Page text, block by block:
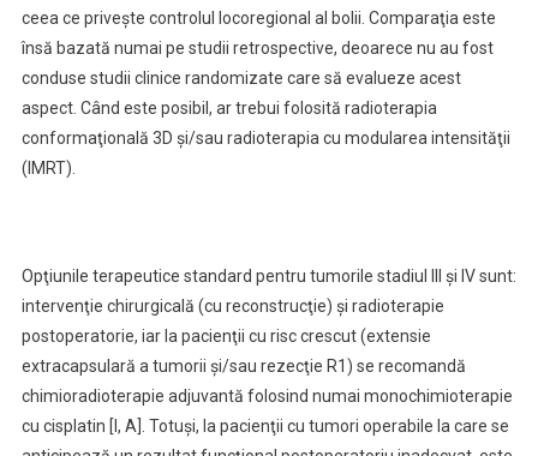
ceea ce priveşte controlul locoregional al bolii. Comparaţia este
însă bazată numai pe studii retrospective, deoarece nu au fost
conduse studii clinice randomizate care să evalueze acest
aspect. Când este posibil, ar trebui folosită radioterapia
conformaţională 3D şi/sau radioterapia cu modularea intensităţii
(IMRT).
Opţiunile terapeutice standard pentru tumorile stadiul III şi IV sunt:
intervenţie chirurgicală (cu reconstrucţie) şi radioterapie
postoperatorie, iar la pacienţii cu risc crescut (extensie
extracapsulară a tumorii şi/sau rezecţie R1) se recomandă
chimioradioterapie adjuvantă folosind numai monochimioterapie
cu cisplatin [I, A]. Totuşi, la pacienţii cu tumori operabile la care se